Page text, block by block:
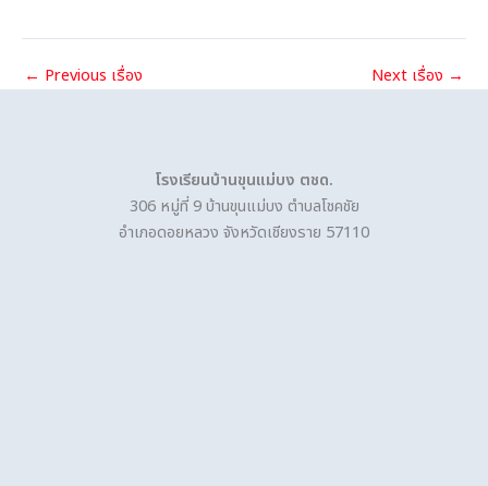
← Previous เรื่อง Next เรื่อง →
โรงเรียนบ้านขุนแม่บง ตชด.
306 หมู่ที่ 9 บ้านขุนแม่บง ตำบลโชคชัย
อำเภอดอยหลวง จังหวัดเชียงราย 57110